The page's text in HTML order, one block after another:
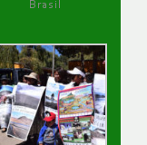
Brasil